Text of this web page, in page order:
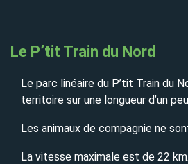
Le P’tit Train du Nord
Le parc linéaire du P’tit Train du
territoire sur une longueur d’un
Les animaux de compagnie ne
La vitesse maximale est de 22